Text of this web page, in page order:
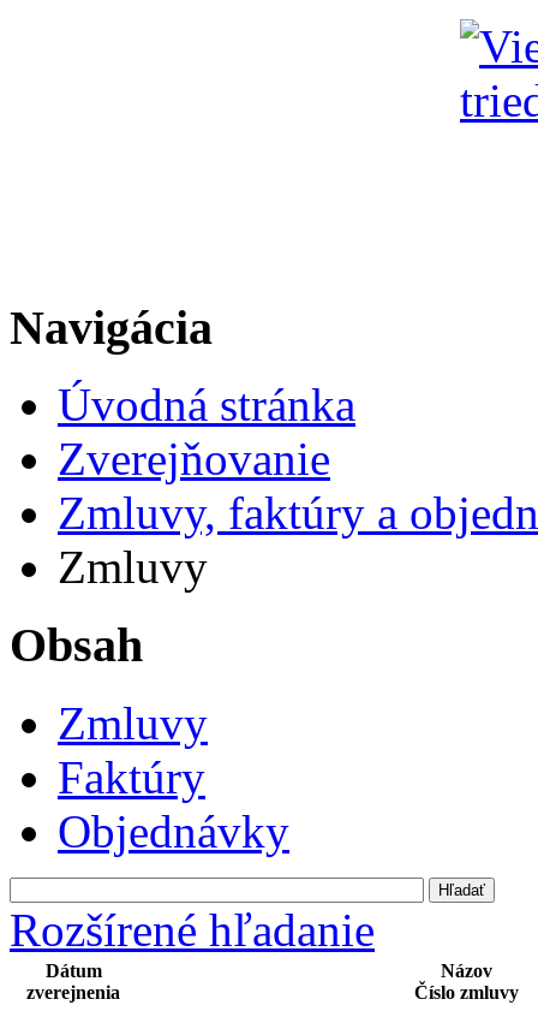
Navigácia
Úvodná stránka
Zverejňovanie
Zmluvy, faktúry a
Zmluvy
Obsah
Zmluvy
Faktúry
Objednávky
Rozšírené hľadanie
Dátum
zverejnenia
Názov
Číslo zmluvy